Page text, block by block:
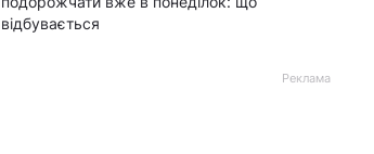
відбувається
Реклама